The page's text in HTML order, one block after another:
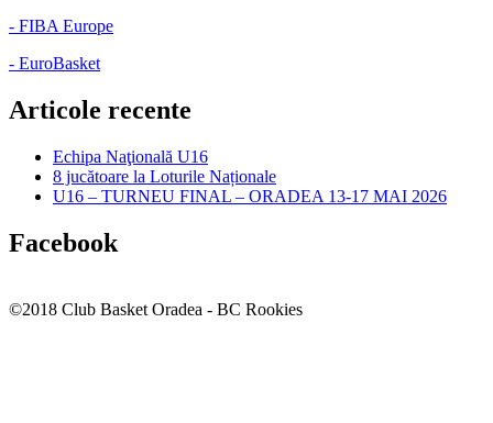
- FIBA Europe
- EuroBasket
Articole recente
Echipa Naţională U16
8 jucătoare la Loturile Naționale
U16 – TURNEU FINAL – ORADEA 13-17 MAI 2026
Facebook
©2018 Club Basket Oradea - BC Rookies